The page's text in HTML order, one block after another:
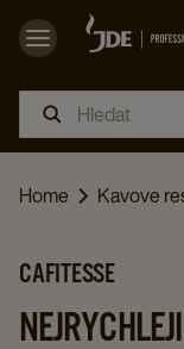
Home Kavove
CAFITESSE